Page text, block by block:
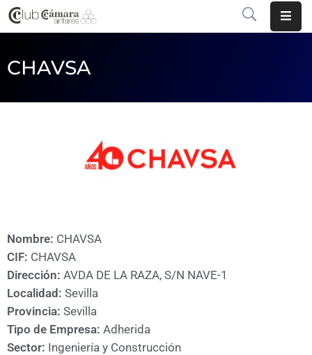
INICIO
COMUNICACIÓN
EMPRESAS
VOLVER
A
CÁMARA
CHAVSA
Nombre: CHAVSA
CIF: CHAVSA
Dirección: AVDA DE LA RAZA, S/N NAVE-1
Localidad: Sevilla
Provincia: Sevilla
Tipo de Empresa: Adherida
Sector: Ingeniería y Construcción